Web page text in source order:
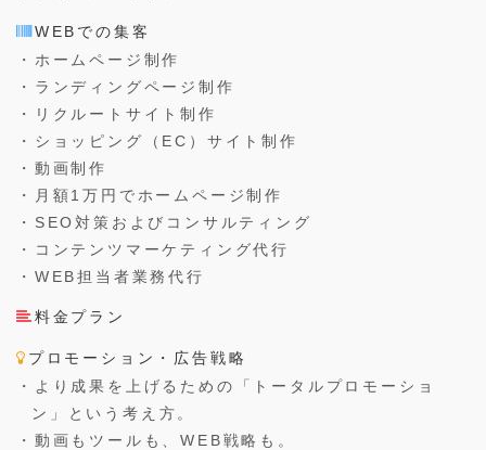
WEBでの集客
・ホームページ制作
・ランディングページ制作
・リクルートサイト制作
・ショッピング（EC）サイト制作
・動画制作
・月額1万円でホームページ制作
・SEO対策およびコンサルティング
・コンテンツマーケティング代行
・WEB担当者業務代行
料金プラン
プロモーション・広告戦略
・より成果を上げるための「トータルプロモーショ
ン」という考え方。
・動画もツールも、WEB戦略も。